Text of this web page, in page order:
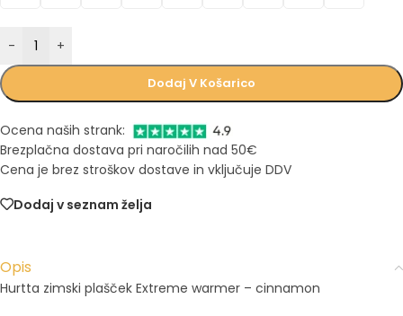
- +
Dodaj V Košarico
Ocena naših strank:
Brezplačna dostava pri naročilih nad 50€
Cena je brez stroškov dostave in vključuje DDV
Dodaj v seznam želja
Opis
Hurtta zimski plašček Extreme warmer – cinnamon